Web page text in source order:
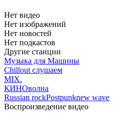
Нет видео
Нет изображений
Нет новостей
Нет подкастов
Другие станции
Музыка для Машины
Chillout слушаем
MIX.
КИНОволна
Russian rockPostpunknew wave
Воспроизведение видео